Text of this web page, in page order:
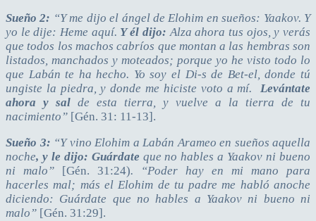
Sueño 2: “Y me dijo el ángel de Elohim en sueños: Yaakov. Y
yo le dije: Heme aquí. Y él dijo:Alza ahora tus ojos, y verás
que todos los machos cabríos que montan a las hembras son
listados, manchados y moteados; porque yo he visto todo lo
que Labán te ha hecho. Yo soy el Di-s de Bet-el, donde tú
ungiste la piedra, y donde me hiciste voto a mí. Levántate
ahora y sal de esta tierra, y vuelve a la tierra de tu
nacimiento” [Gén. 31: 11-13].
Sueño 3: “Y vino Elohim a Labán Arameo en sueños aquella
noche, y le dijo: Guárdate que no hables a Yaakov ni bueno
ni malo”
[Gén. 31:24). “Poder hay en mi mano para
hacerles mal; más el Elohim de tu padre me habló anoche
diciendo: Guárdate que no hables a Yaakov ni bueno ni
malo” [Gén. 31:29].